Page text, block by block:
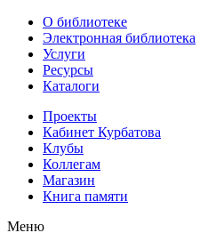
О библиотеке
Электронная библиотека
Услуги
Ресурсы
Каталоги
Проекты
Кабинет Курбатова
Клубы
Коллегам
Магазин
Книга памяти
Меню